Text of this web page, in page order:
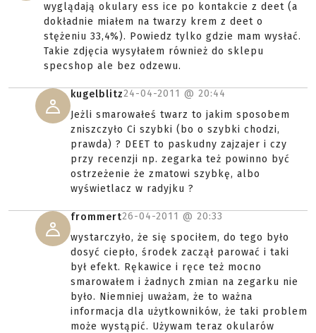
wyglądają okulary ess ice po kontakcie z deet (a
dokładnie miałem na twarzy krem z deet o
stężeniu 33,4%). Powiedz tylko gdzie mam wysłać.
Takie zdjęcia wysyłałem również do sklepu
specshop ale bez odzewu.
kugelblitz24-04-2011 @ 20:44
Jeżli smarowałeś twarz to jakim sposobem
zniszczyło Ci szybki (bo o szybki chodzi,
prawda) ? DEET to paskudny zajzajer i czy
przy recenzji np. zegarka też powinno być
ostrzeżenie że zmatowi szybkę, albo
wyświetlacz w radyjku ?
frommert26-04-2011 @ 20:33
wystarczyło, że się spociłem, do tego było
dosyć ciepło, środek zaczął parować i taki
był efekt. Rękawice i ręce też mocno
smarowałem i żadnych zmian na zegarku nie
było. Niemniej uważam, że to ważna
informacja dla użytkowników, że taki problem
może wystąpić. Używam teraz okularów